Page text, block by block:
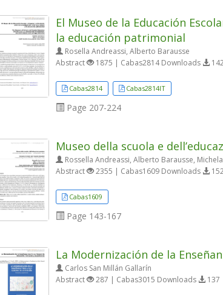
El Museo de la Educación
la educación patrimonial
Rosella Andreassi, Alberto Barausse
Abstract
1875 | Cabas2814 Downloads
Cabas2814 Cabas2814IT
Page 207-224
Museo della scuola e
Rossella Andreassi, Alberto Barausse, Michela
Abstract
2355 | Cabas1609 Downloads
Cabas1609
Page 143-167
La Modernización de la
Carlos San Millán Gallarín
Abstract
287 | Cabas3015 Downloads 137